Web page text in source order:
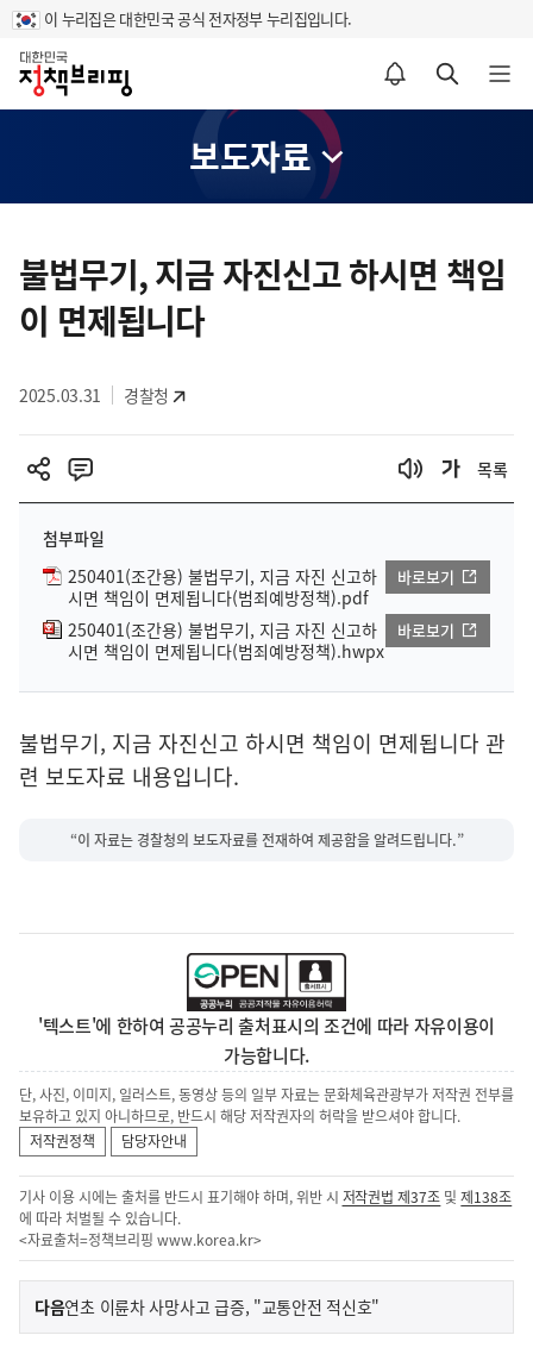
이 누리집은 대한민국 공식 전자정부 누리집입니다.
홈
알림설정 바로가기 검색 바로가기 메뉴 열기
보도자료
텐
츠
영
불법무기, 지금 자진신고 하시면 책임
이 면제됩니다
2025.03.31 경찰청
목록
첨부파일
250401(조간용) 불법무기, 지금 자진 신고하
시면 책임이 면제됩니다(범죄예방정책).pdf
바로보기
250401(조간용) 불법무기, 지금 자진 신고하
시면 책임이 면제됩니다(범죄예방정책).hwpx
바로보기
불법무기, 지금 자진신고 하시면 책임이 면제됩니다 관
련 보도자료 내용입니다.
“이 자료는 경찰청의 보도자료를 전재하여 제공함을 알려드립니다.”
'텍스트'에 한하여 공공누리 출처표시의 조건에 따라 자유이용이
가능합니다.
단, 사진, 이미지, 일러스트, 동영상 등의 일부 자료는 문화체육관광부가 저작권 전부를
보유하고 있지 아니하므로, 반드시 해당 저작권자의 허락을 받으셔야 합니다.
저작권정책
담당자안내
기사 이용 시에는 출처를 반드시 표기해야 하며, 위반 시 저작권법 제37조 및제138조
에 따라 처벌될 수 있습니다.
<자료출처=정책브리핑 www.korea.kr>
이
전
다음기
연초 이륜차 사망사고 급증, "교통안전 적신호"